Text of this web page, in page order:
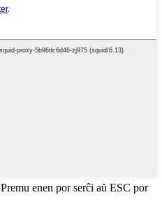
Premu enen por serĉi aŭ ESC por